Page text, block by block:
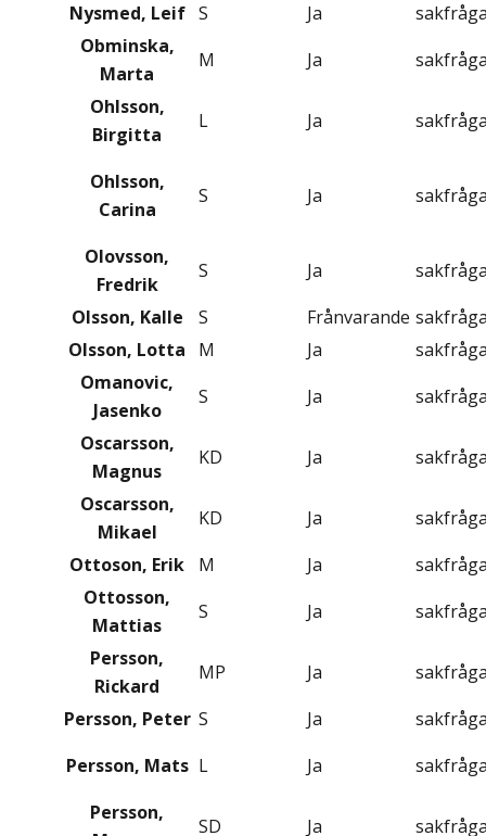
Nysmed, Leif S Ja
Obminska,
Marta
M Ja
Ohlsson,
Birgitta
L Ja
Ohlsson,
Carina
S Ja
Olovsson,
Fredrik
S Ja
Olsson, Kalle
S Frånvarande
Olsson, Lotta
M Ja
Omanovic,
Jasenko
S Ja
Oscarsson,
Magnus
KD Ja
Oscarsson,
Mikael
KD Ja
Ottoson, Erik
M Ja
Ottosson,
Mattias
S Ja
Persson,
Rickard
MP Ja
Persson, Peter S Ja
Persson, Mats L Ja
Persson,
SD Ja